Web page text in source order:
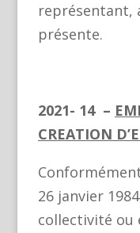
représentant,
présente.
2021- 14 –
CREATION
26 janvier
collectivité ou